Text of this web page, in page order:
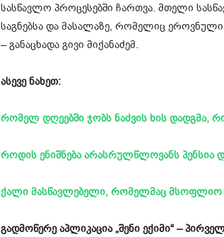
სასწავლო პროცესებში ჩართვა. მთელი
საგნებსა და მასალაზე, რომელიც
– განაცხადა გივი მიქანაძემ.
ასევე ნახეთ:
რომელ დღეებში ჯობს ნაძვის ხის დადგმა,
როდის ენიშნება არასრულწლოვანს პენსია
ქალი მასწავლებელი, რომელმაც მსოფლიო
გადმოწერე აპლიკაცია „შენი ექიმი“ –